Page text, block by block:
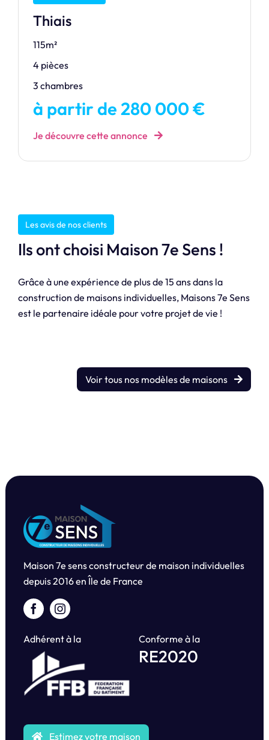
Thiais
115m²
4 pièces
3 chambres
à partir de 280 000 €
Je découvre cette annonce
Les avis de nos clients
Ils ont choisi Maison 7e Sens !
Grâce à une expérience de plus de 15 ans dans la
construction de maisons individuelles, Maisons 7e Sens
est le partenaire idéale pour votre projet de vie !
Voir tous nos modèles de maisons
Maison 7e sens constructeur de maison individuelles
depuis2016 en Île de France
Adhérent à la Conforme à la
RE2020
Estimez votre maison